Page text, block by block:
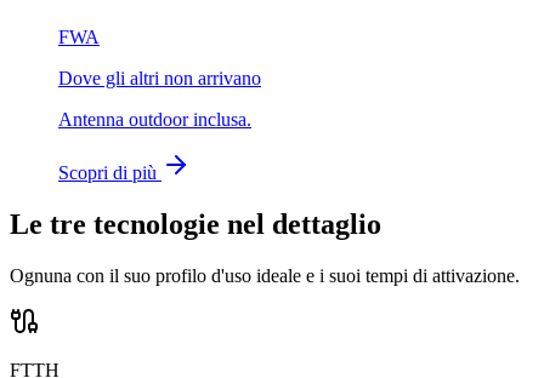
FWA
Dove gli altri non arrivano
Antenna outdoor inclusa.
Scopri di più
Le tre tecnologie nel dettaglio
Ognuna con il suo profilo d'uso ideale e i suoi tempi di attivazione.
FTTH